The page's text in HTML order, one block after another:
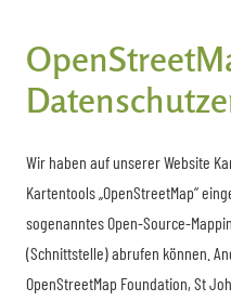
Wir haben auf unserer Website
Kartentools „OpenStreetMap“
sogenanntes Open-Source-
(Schnittstelle) abrufen können.
OpenStreetMap Foundation, St